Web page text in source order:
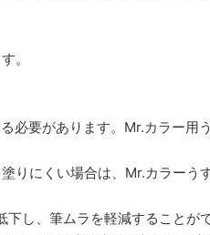
。
必要があります。Mr.カラー
りにくい場合は、Mr.カラー
し、筆ムラを軽減することがで